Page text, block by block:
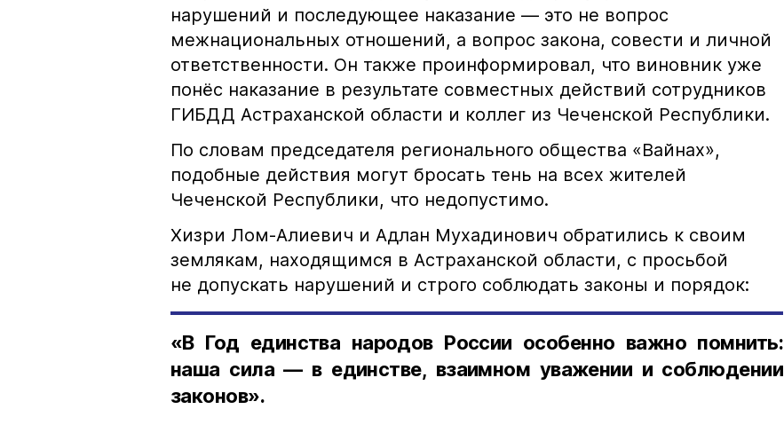
нарушений и последующее наказание — это не вопрос
межнациональных отношений, а вопрос закона, совести и личной
ответственности. Он также проинформировал, что виновник уже
понёс наказание в результате совместных действий сотрудников
ГИБДД Астраханской области и коллег из Чеченской Республики.
По словам председателя регионального общества «Вайнах»,
подобные действия могут бросать тень на всех жителей
Чеченской Республики, что недопустимо.
Хизри Лом-Алиевич и Адлан Мухадинович обратились к своим
землякам, находящимся в Астраханской области, с просьбой
не допускать нарушений и строго соблюдать законы и порядок:
«В Год единства народов России особенно важно помнить:
наша сила — в единстве, взаимном уважении и соблюдении
законов».